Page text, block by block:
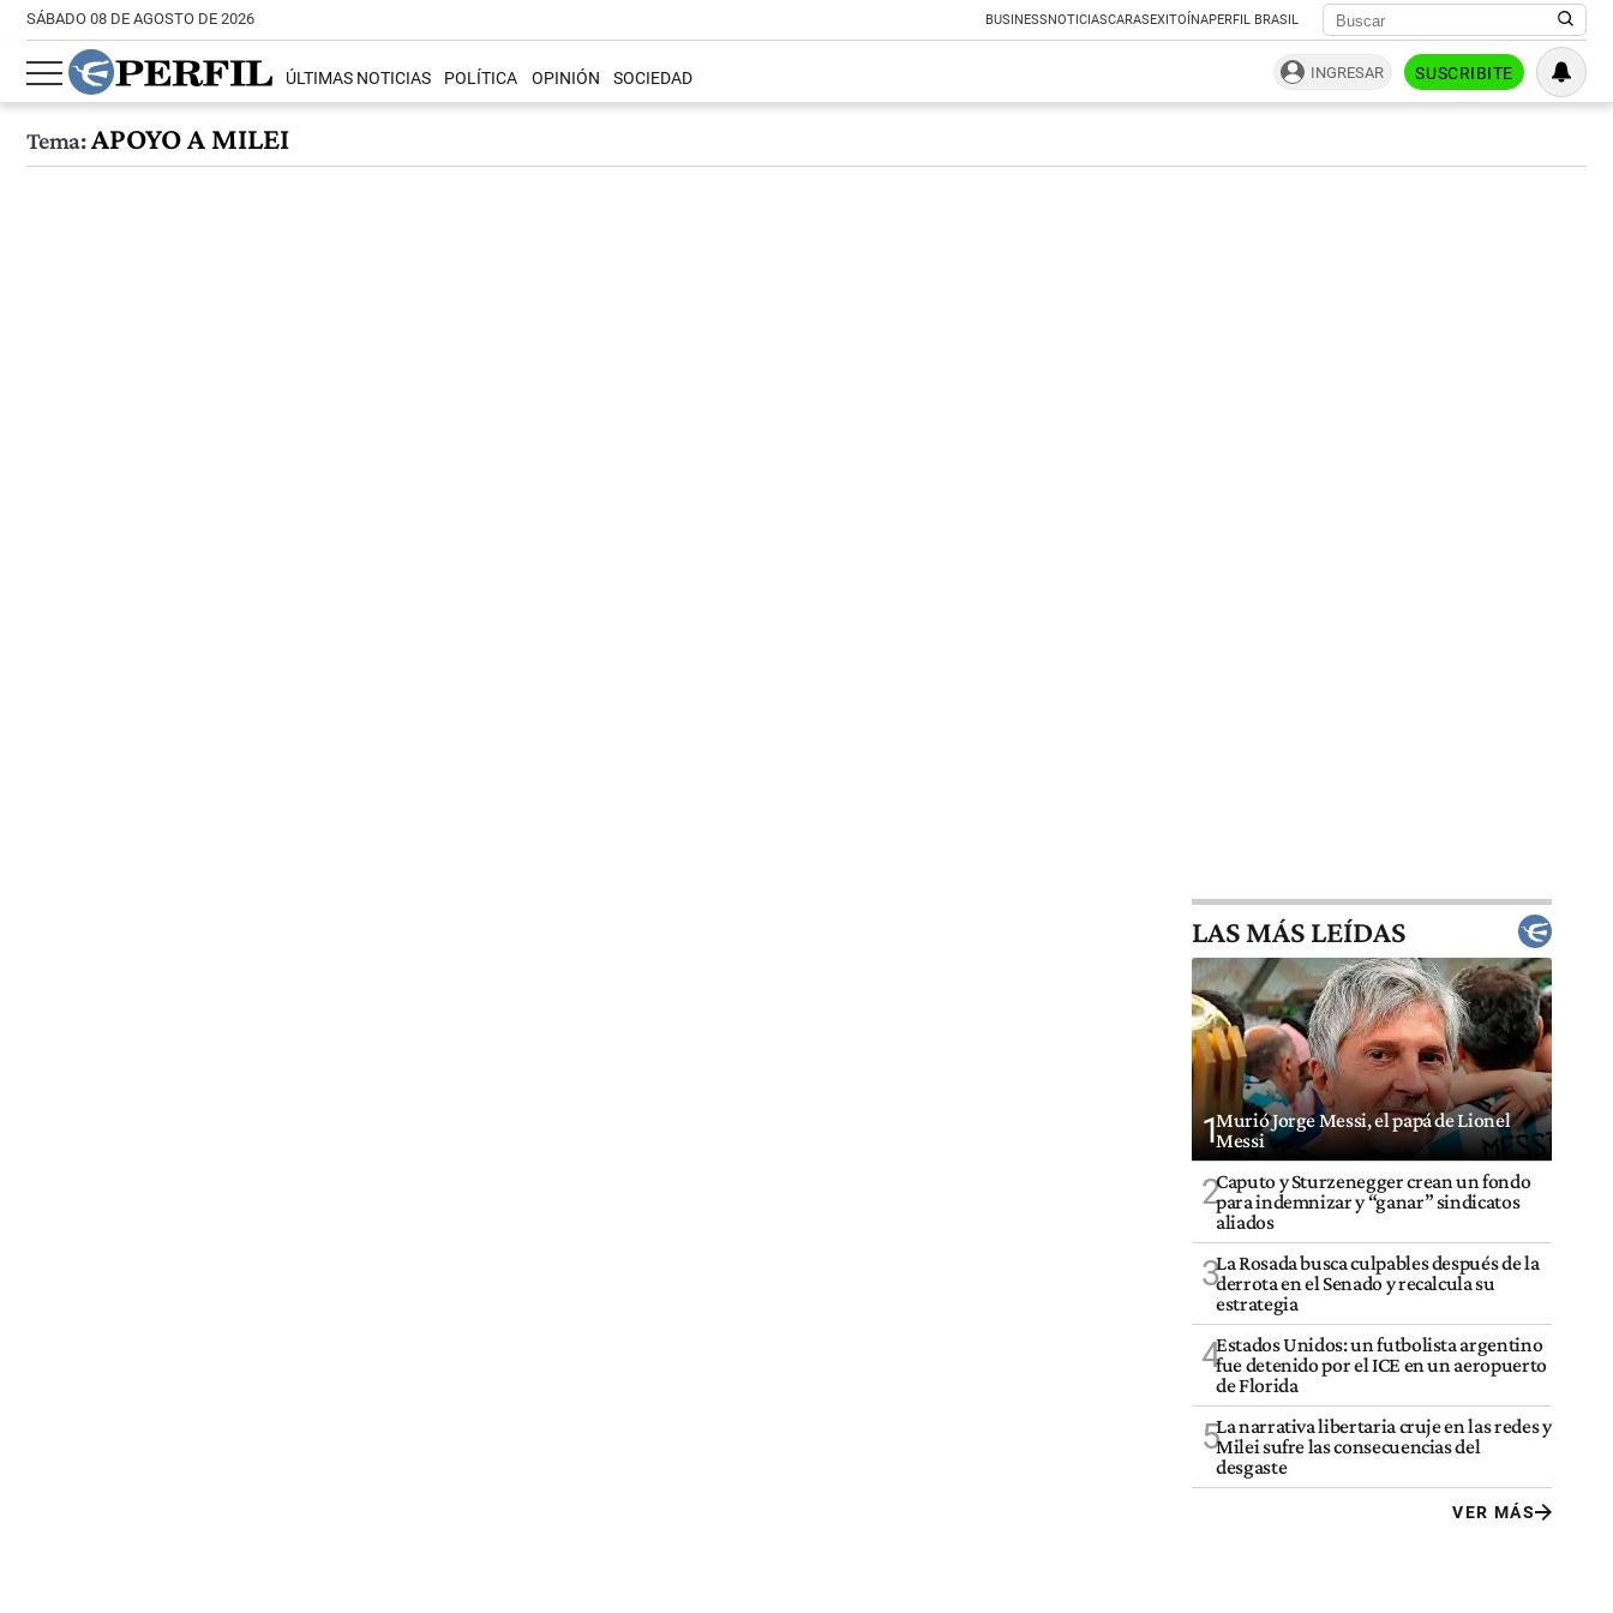
SÁBADO 08 DE AGOSTO DE 2026 BUSINESSNOTICIASCARASEXITOÍNAPERFIL BRASIL
ÚLTIMAS NOTICIAS POLÍTICA OPINIÓN SOCIEDAD INGRESAR SUSCRIBITE
Tema:APOYO A MILEI
LAS MÁS LEÍDAS
1Murió Jorge Messi, el papá de Lionel
Messi
2Caputo y Sturzenegger crean un fondo
para indemnizar y “ganar” sindicatos
aliados
3La Rosada busca culpables después de la
derrota en el Senado y recalcula su
estrategia
4Estados Unidos: un futbolista argentino
fue detenido por el ICE en un aeropuerto
de Florida
5La narrativa libertaria cruje en las redes y
Milei sufre las consecuencias del
desgaste
VER MÁS